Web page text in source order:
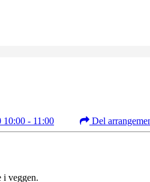
10:00 - 11:00 Del
i veggen.